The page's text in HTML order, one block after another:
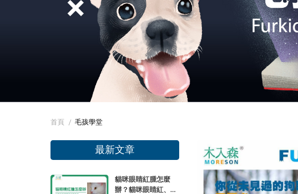
首頁 毛孩學堂
最新文章
貓咪眼睛紅腫怎麼
辦？貓咪眼睛紅、眼